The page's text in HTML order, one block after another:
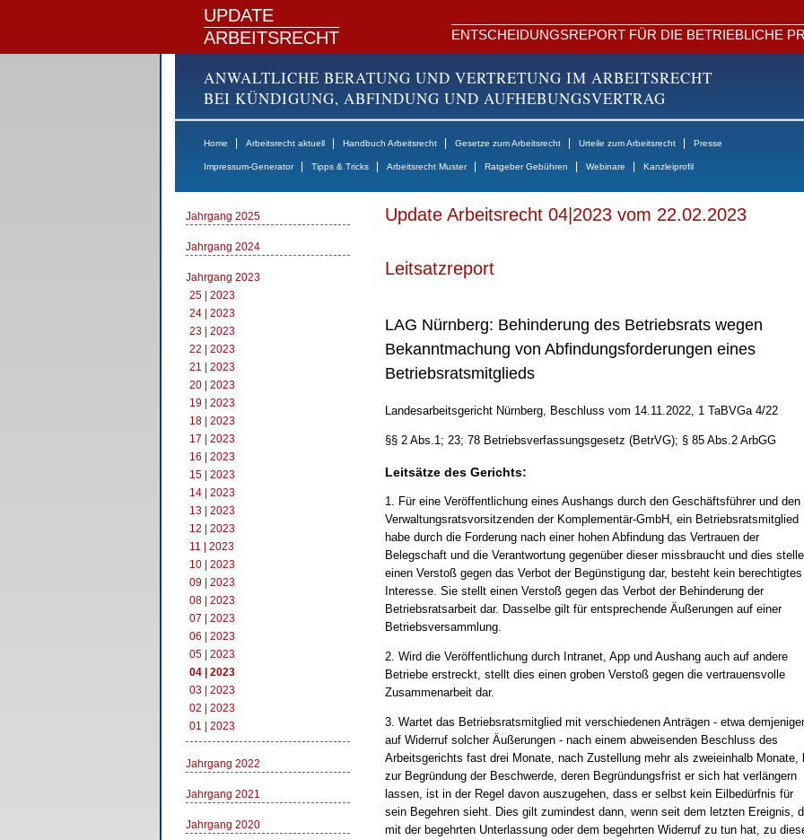
UPDATE
ARBEITSRECHT
ENTSCHEIDUNGSREPORT FÜR DIE BETRIEBLICHE
ANWALTLICHE BERATUNG UND VERTRETUNG IM ARBEITSRECHT
BEI KÜNDIGUNG, ABFINDUNG UND AUFHEBUNGSVERTRAG
Home Arbeitsrecht aktuell Handbuch Arbeitsrecht Gesetze zum Arbeitsrecht Urteile zum Arbeitsrecht Presse
Impressum-Generator Tipps & Tricks Arbeitsrecht Muster Ratgeber Gebühren Webinare Kanzleiprofil
Jahrgang 2025
Jahrgang 2024
Jahrgang 2023
25 | 2023
24 | 2023
23 | 2023
22 | 2023
21 | 2023
20 | 2023
19 | 2023
18 | 2023
17 | 2023
16 | 2023
15 | 2023
14 | 2023
13 | 2023
12 | 2023
11 | 2023
10 | 2023
09 | 2023
08 | 2023
07 | 2023
06 | 2023
05 | 2023
04 | 2023
03 | 2023
02 | 2023
01 | 2023
Jahrgang 2022
Jahrgang 2021
Jahrgang 2020
Update Arbeitsrecht 04|2023 vom 22.02.2023
Leitsatzreport
LAG Nürnberg: Behinderung des Betriebsrats wegen
Bekanntmachung von Abfindungsforderungen eines
Betriebsratsmitglieds
Landesarbeitsgericht Nürnberg, Beschluss vom 14.11.2022, 1 TaBVGa 4/22
§§ 2 Abs.1; 23; 78 Betriebsverfassungsgesetz (BetrVG); § 85 Abs.2 ArbGG
Leitsätze des Gerichts:
1. Für eine Veröffentlichung eines Aushangs durch den Geschäftsführer und den
Verwaltungsratsvorsitzenden der Komplementär-GmbH, ein Betriebsratsmitglied
habe durch die Forderung nach einer hohen Abfindung das Vertrauen der
Belegschaft und die Verantwortung gegenüber dieser missbraucht und dies stelle
einen Verstoß gegen das Verbot der Begünstigung dar, besteht kein berechtigtes
Interesse. Sie stellt einen Verstoß gegen das Verbot der Behinderung der
Betriebsratsarbeit dar. Dasselbe gilt für entsprechende Äußerungen auf einer
Betriebsversammlung.
2. Wird die Veröffentlichung durch Intranet, App und Aushang auch auf andere
Betriebe erstreckt, stellt dies einen groben Verstoß gegen die vertrauensvolle
Zusammenarbeit dar.
3. Wartet das Betriebsratsmitglied mit verschiedenen Anträgen - etwa
auf Widerruf solcher Äußerungen - nach einem abweisenden Beschluss des
Arbeitsgerichts fast drei Monate, nach Zustellung mehr als zweieinhalb Monate,
zur Begründung der Beschwerde, deren Begründungsfrist er sich hat verlängern
lassen, ist in der Regel davon auszugehen, dass er selbst kein Eilbedürfnis für
sein Begehren sieht. Dies gilt zumindest dann, wenn seit dem letzten Ereignis,
mit der begehrten Unterlassung oder dem begehrten Widerruf zu tun hat, zu